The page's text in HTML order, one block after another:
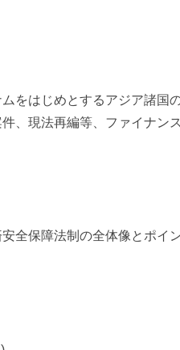
をはじめとするアジア諸国
、現法再編等、ファイナン
全保障法制の全体像とポイ